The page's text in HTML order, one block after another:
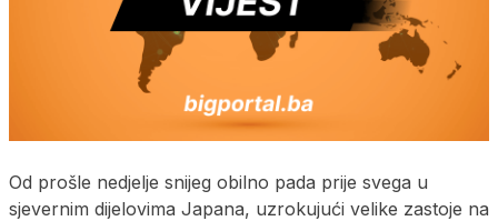
Od prošle nedjelje snijeg obilno pada prije svega u
sjevernim dijelovima Japana, uzrokujući velike zastoje na